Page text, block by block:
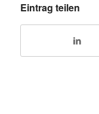
Eintrag teilen